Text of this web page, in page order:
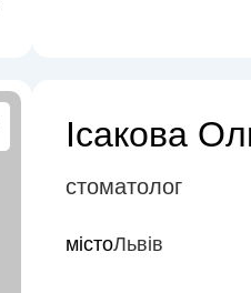
Ісакова
стоматолог
містоЛьвів